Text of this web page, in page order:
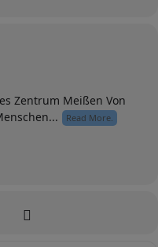
Zentrum Meißen Von
Read More.